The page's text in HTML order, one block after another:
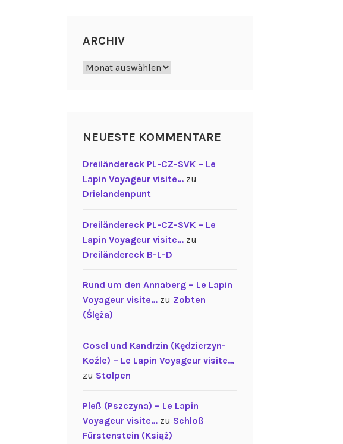
ARCHIV
Archiv
NEUESTE KOMMENTARE
Dreiländereck PL-CZ-SVK – Le
Lapin Voyageur visite…zu
Drielandenpunt
Dreiländereck PL-CZ-SVK – Le
Lapin Voyageur visite…zu
Dreiländereck B-L-D
Rund um den Annaberg – Le Lapin
Voyageur visite…zu Zobten
(Ślęża)
Cosel und Kandrzin (Kędzierzyn-
Koźle) – Le Lapin Voyageur visite…
zu Stolpen
Pleß (Pszczyna) – Le Lapin
Voyageur visite…zu Schloß
Fürstenstein (Książ)